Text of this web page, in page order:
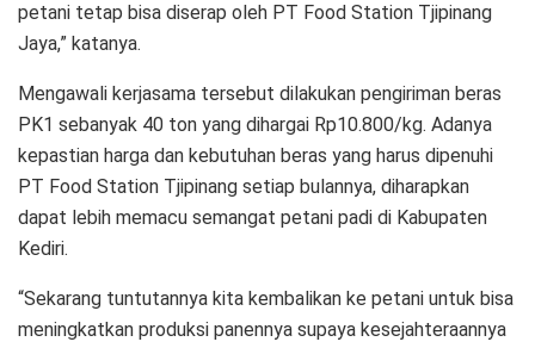
petani tetap bisa diserap oleh PT Food Station Tjipinang
Jaya,” katanya.
Mengawali kerjasama tersebut dilakukan pengiriman beras
PK1 sebanyak 40 ton yang dihargai Rp10.800/kg. Adanya
kepastian harga dan kebutuhan beras yang harus dipenuhi
PT Food Station Tjipinang setiap bulannya, diharapkan
dapat lebih memacu semangat petani padi di Kabupaten
Kediri.
“Sekarang tuntutannya kita kembalikan ke petani untuk bisa
meningkatkan produksi panennya supaya kesejahteraannya